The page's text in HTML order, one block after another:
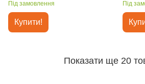
Під замовлення
Купити!
Під
Показати ще 20